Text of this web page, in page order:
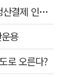
예탁결제원, 비상장·조각투자 장외거래 청산결제 인프라 구축 착수…연내 가동
용
로 오른다?